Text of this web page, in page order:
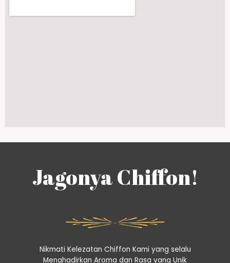
Jagonya Chiffon!
Nikmati Kelezatan Chiffon Kami yang selalu
Menghadirkan Aroma dan Rasa yang Unik